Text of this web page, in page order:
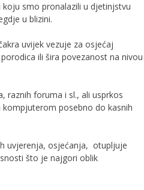
smo pronalazili u djetinjstvu
u blizini.
uvijek vezuje za osjećaj
ili šira povezanost na nivou
raznih foruma i sl., ali usprkos
kompjuterom posebno do kasnih
uvjerenja, osjećanja, otupljuje
što je najgori oblik